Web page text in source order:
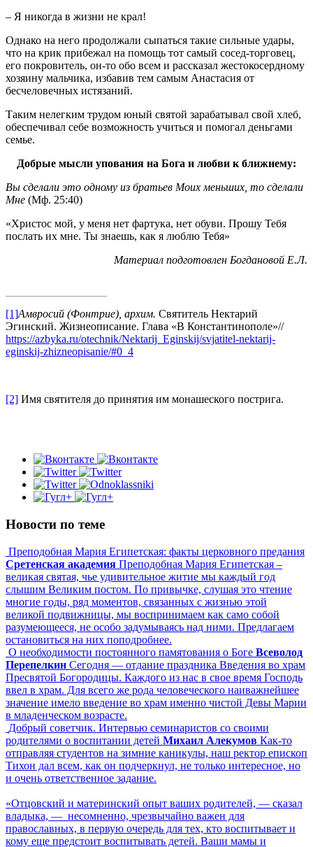
– Я никогда в жизни не крал!
Однако на него продолжали сыпаться такие сильные удары,
что на крик прибежал на помощь тот самый сосед-торговец,
его покровитель, он-то обо всем и рассказал жестокосердному
хозяину мальчика, избавив тем самым Анастасия от
бесчеловечных истязаний.
Таким нелегким трудом юный святой зарабатывал свой хлеб,
обеспечивал себе возможность учиться и помогал деньгами
семье.
Добрые мысли упования на Бога и любви к ближнему:
Вы сделали это одному из братьев Моих меньших, то сделали
Мне (Мф. 25:40)
«Христос мой, у меня нет фартука, нет обуви. Прошу Тебя
послать их мне. Ты знаешь, как я люблю Тебя»
Материал подготовлен Богдановой Е.Л.
[1]Амвросий (Фонтрие), архим. Святитель Нектарий
Эгинский. Жизнеописание. Глава «В Константинополе»//
https://azbyka.ru/otechnik/Nektarij_Eginskij/svjatitel-nektarij-
eginskij-zhizneopisanie/#0_4
[2] Имя святителя до принятия им монашеского пострига.
Новости по теме
Преподобная Мария Египетская: факты церковного предания
Сретенская академия Преподобная Мария Египетская –
великая святая, чье удивительное житие мы каждый год
слышим Великим постом. По привычке, слушая это чтение
многие годы, ряд моментов, связанных с жизнью этой
великой подвижницы, мы воспринимаем как само собой
разумеющееся, не особо задумываясь над ними. Предлагаем
остановиться на них поподробнее.
О необходимости постоянного памятования о Боге Всеволод
Перепелкин Сегодня — отдание праздника Введения во храм
Пресвятой Богородицы. Каждого из нас в свое время Господь
ввел в храм. Для всего же рода человеческого наиважнейшее
значение имело введение во храм именно чистой Девы Марии
в младенческом возрасте.
Добрый советчик. Интервью семинаристов со своими
родителями о воспитании детей Михаил Алекумов Как-то
отправляя студентов на зимние каникулы, наш ректор епископ
Тихон дал всем, как он подчеркнул, не только интересное, но
и очень ответственное задание.
«Отцовский и материнский опыт ваших родителей, — сказал
владыка, — несомненно, чрезвычайно важен для
православных, в первую очередь для тех, кто воспитывает и
кому еще предстоит воспитывать детей. Ваши мамы и